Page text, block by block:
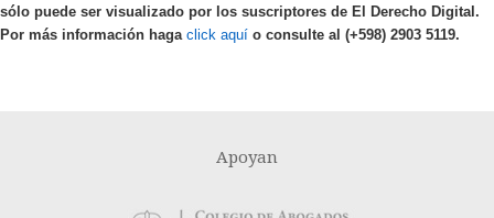
sólo puede ser visualizado por los suscriptores de El Derecho Digital.
Por más información haga click aquí o consulte al (+598) 2903 5119.
Apoyan